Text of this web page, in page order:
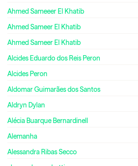
Ahmed Sameeer El Khatib
Ahmed Sameer El Khatib
Ahmed Sameer El Khatib
Alcides Eduardo dos Reis Peron
Alcides Peron
Aldomar Guimarães dos Santos
Aldryn Dylan
Alécia Buarque Bernardinell
Alemanha
Alessandra Ribas Secco